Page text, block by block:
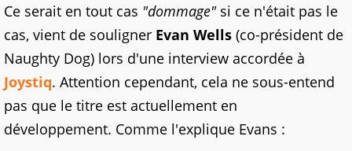
Ce serait en tout cas "dommage" si ce n'était pas le
cas, vient de souligner Evan Wells (co-président de
Naughty Dog) lors d'une interview accordée à
Joystiq. Attention cependant, cela ne sous-entend
pas que le titre est actuellement en
développement. Comme l'explique Evans :